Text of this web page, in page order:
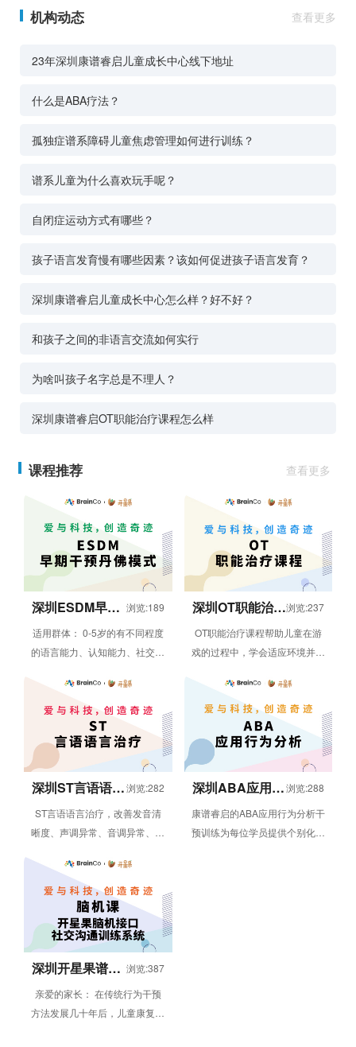
机构动态 查看更多
23年深圳康谱睿启儿童成长中心线下地址
什么是ABA疗法？
孤独症谱系障碍儿童焦虑管理如何进行训练？
谱系儿童为什么喜欢玩手呢？
自闭症运动方式有哪些？
孩子语言发育慢有哪些因素？该如何促进孩子语言发育？
深圳康谱睿启儿童成长中心怎么样？好不好？
和孩子之间的非语言交流如何实行
为啥叫孩子名字总是不理人？
深圳康谱睿启OT职能治疗课程怎么样
课程推荐 查看更多
深圳ESDM早期 浏览:189
适用群体： 0-5岁的有不同程度
的语言能力、认知能力、社交互
个性化的设计、督导与教学...
深圳OT职能治疗浏览:237
OT职能治疗课程帮助儿童在游
戏的过程中，学会适应环境并发
常是职能治疗课程的核心部分，
职能...
深圳ST言语语言浏览:282
ST言语语言治疗，改善发音清
晰度、声调异常、音调异常、响
问题，同时提升语言沟通（语言
理解...
深圳ABA应用行浏览:288
康谱睿启的ABA应用行为分析干
预训练为每位学员提供个别化教
深圳开星果谱系
练课程
浏览:387
亲爱的家长： 在传统行为干预
方法发展几十年后，儿童康复领